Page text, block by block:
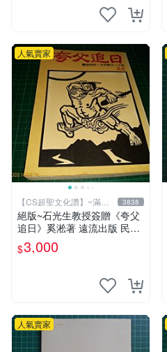
人氣賣家
【CS超聖文化讚】~滿千
元送運
3838
絕版~石光生教授簽贈《夸父
追日》奚淞著 遠流出版 民國
70年初版 書側黃斑【CS超聖
文化讚】
$3,000
人氣賣家